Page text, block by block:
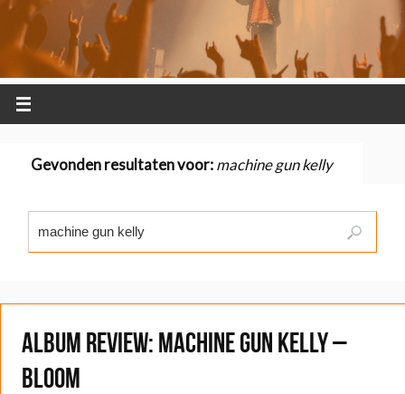
Gevonden resultaten voor:machine gun kelly
ALBUM REVIEW: Machine Gun Kelly –
Bloom